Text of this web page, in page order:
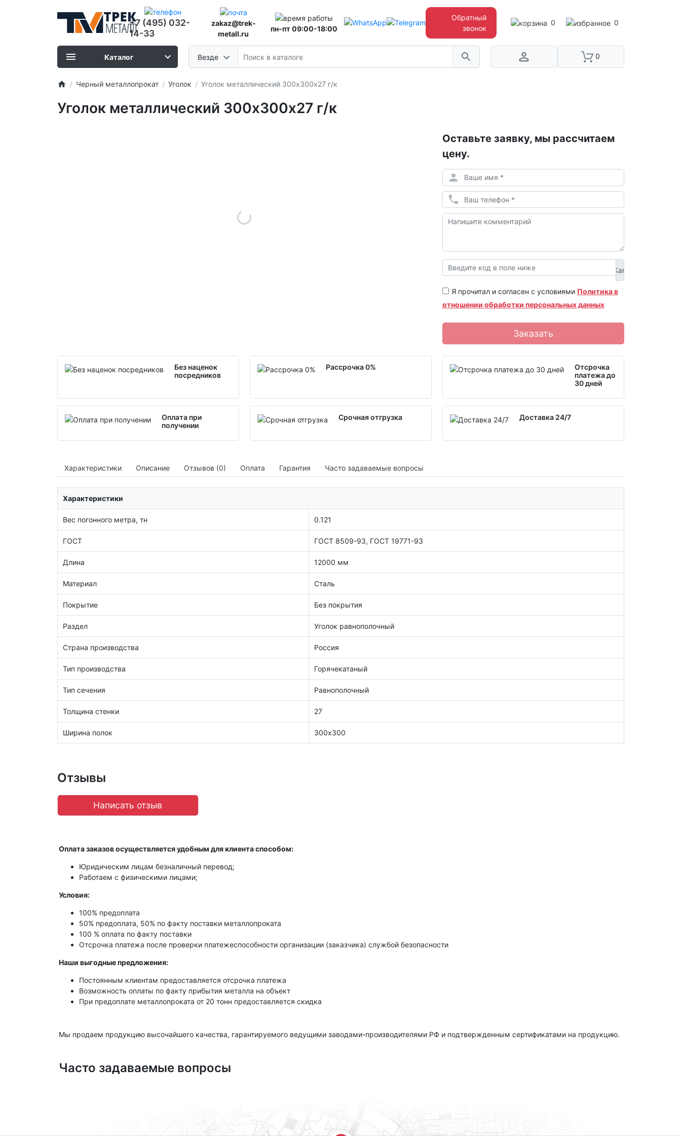
0 0
+7 (495) 032-
14-33
zakaz@trek-
metall.ru
пн-пт 09:00-18:00
Обратный
звонок
Везде 0
Каталог
Черный металлопрокат Уголок Уголок металлический 300х300х27 г/к
Уголок металлический 300х300х27 г/к
Оставьте заявку, мы рассчитаем
цену.
Я прочитал и согласен с условиями Политика в
отношении обработки персональных данных
Заказать
Без наценок
посредников
Рассрочка 0%
Отсрочка
платежа до
30 дней
Оплата при
получении
Срочная отгрузка Доставка 24/7
Характеристики Описание Отзывов (0) Оплата Гарантия Часто задаваемые вопросы
Характеристики
Вес погонного метра, тн 0.121
ГОСТ ГОСТ 8509-93, ГОСТ 19771-93
Длина 12000 мм
Материал Сталь
Покрытие Без покрытия
Раздел Уголок равнополочный
Страна производства Россия
Тип производства Горячекатаный
Тип сечения Равнополочный
Толщина стенки 27
Ширина полок 300х300
Отзывы
Написать отзыв
Оплата заказов осуществляется удобным для клиента способом:
Юридическим лицам безналичный перевод;
Работаем с физическими лицами;
Условия:
100% предоплата
50% предоплата, 50% по факту поставки металлопроката
100 % оплата по факту поставки
Отсрочка платежа после проверки платежеспособности организации (заказчика) службой безопасности
Наши выгодные предложения:
Постоянным клиентам предоставляется отсрочка платежа
Возможность оплаты по факту прибытия металла на объект
При предоплате металлопроката от 20 тонн предоставляется скидка
Мы продаем продукцию высочайшего качества, гарантируемого ведущими заводами-производителями РФ и подтвержденным сертификатами на продукцию.
Часто задаваемые вопросы